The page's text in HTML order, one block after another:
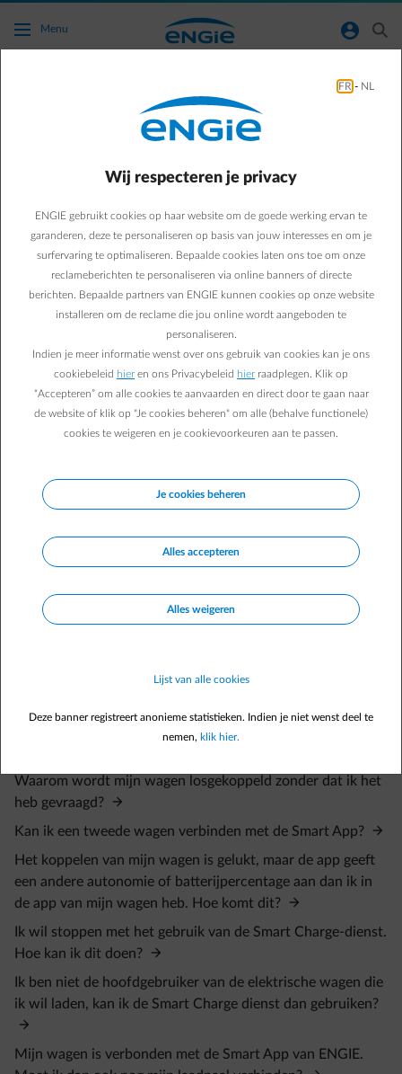
Ga naar de hoofdinhoud
Menu normal-account-circle search
Ik heb mijn wagen gekoppeld, maar de Smart
App van ENGIE geeft niet meteen de
arrow-left Terug naar contactpagina
Als je je wagen hebt verbonden, kan het een paar minuutjes duren
dan gewoon de Smart App af, wacht 5 minuutjes en start de Smart
App opnieuw. Werkt dat nog steeds niet? Probeer dan even de
wagen los te koppelen en opnieuw te verbinden in de Smart App.
Veelgestelde vragen
automerk verbinden met de Smart App ?
Mijn auto is niet compatibel met de Smart App. Wat kan ik
Kan ik de Smart App van ENGIE gebruiken in combinatie
Waarom wordt mijn wagen losgekoppeld zonder dat ik het
heb gevraagd?
Kan ik een tweede wagen verbinden met de Smart App?
Het koppelen van mijn wagen is gelukt, maar de app geeft
een andere autonomie of batterijpercentage aan dan ik in
de app van mijn wagen heb. Hoe komt dit?
Ik wil stoppen met het gebruik van de Smart Charge-dienst.
Hoe kan ik dit doen?
Ik ben niet de hoofdgebruiker van de elektrische wagen die
ik wil laden, kan ik de Smart Charge dienst dan gebruiken?
Mijn wagen is verbonden met de Smart App van ENGIE.
FR - NL
Wij respecteren je privacy
ENGIE gebruikt cookies op haar website om de goede werking ervan te
garanderen, deze te personaliseren op basis van jouw interesses en om je
surfervaring te optimaliseren. Bepaalde cookies laten ons toe om onze
reclameberichten te personaliseren via online banners of directe
berichten. Bepaalde partners van ENGIE kunnen cookies op onze website
installeren om de reclame die jou online wordt aangeboden te
personaliseren.
Indien je meer informatie wenst over ons gebruik van cookies kan je ons
cookiebeleid hier en ons Privacybeleid hier raadplegen. Klik op
“Accepteren” om alle cookies te aanvaarden en direct door te gaan naar
de website of klik op "Je cookies beheren" om alle (behalve functionele)
cookies te weigeren en je cookievoorkeuren aan te passen.
Je cookies beheren
Alles accepteren
Alles weigeren
Lijst van alle cookies
Deze banner registreert anonieme statistieken. Indien je niet wenst deel te
nemen, klik hier.